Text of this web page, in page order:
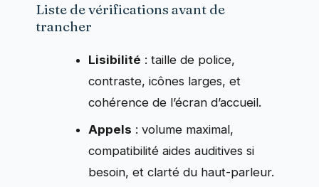
Liste de vérifications avant de
trancher
Lisibilité : taille de police,
contraste, icônes larges, et
cohérence de l’écran d’accueil.
Appels : volume maximal,
compatibilité aides auditives si
besoin, et clarté du haut-parleur.